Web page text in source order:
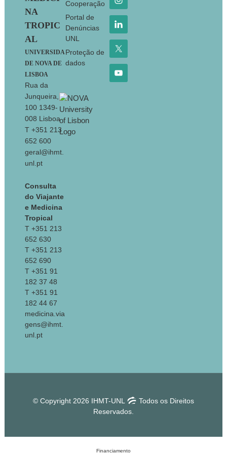
NA
TROPIC
AL
UNIVERSIDA
DE NOVA DE
LISBOA
Rua da
Junqueira,
100 1349-
008 Lisboa
T +351 213
652 600
geral@ihmt.
unl.pt
Consulta
do Viajante
e Medicina
Tropical
T +351 213
652 630
T +351 213
652 690
T +351 91
182 37 48
T +351 91
182 44 67
medicina.via
gens@ihmt.
unl.pt
Cooperação
Portal de
Denúncias
UNL
Proteção de
dados
© Copyright 2026 IHMT-UNL
Todos os Direitos
Reservados.
Financiamento